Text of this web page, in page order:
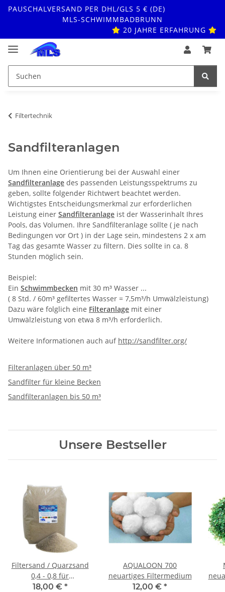
PAUSCHALVERSAND PER DHL/GLS 5 € (DE)
MLS-SCHWIMMBADBRUNN
20 JAHRE ERFAHRUNG
Filtertechnik
Sandfilteranlagen
Um Ihnen eine Orientierung bei der Auswahl einer
Sandfilteranlage des passenden Leistungsspektrums zu
geben, sollte folgender Richtwert beachtet werden.
Wichtigstes Entscheidungsmerkmal zur erforderlichen
Leistung einer Sandfilteranlage ist der Wasserinhalt Ihres
Pools, das Volumen. Ihre Sandfilteranlage sollte ( je nach
Bedingungen vor Ort ) in der Lage sein, mindestens 2 x am
Tag das gesamte Wasser zu filtern. Dies sollte in ca. 8
Stunden möglich sein.
Beispiel:
Ein Schwimmbecken mit 30 m³ Wasser ...
( 8 Std. / 60m³ gefiltertes Wasser = 7,5m³/h Umwälzleistung)
Dazu wäre folglich eine Filteranlage mit einer
Umwälzleistung von etwa 8 m³/h erforderlich.
Weitere Informationen auch auf http://sandfilter.org/
Filteranlagen über 50 m³
Sandfilter für kleine Becken
Sandfilteranlagen bis 50 m³
Unsere Bestseller
Filtersand / Quarzsand
0,4 - 0,8 für
Sandfilteranlage
18,00 € *
AQUALOON 700
neuartiges Filtermedium
12,00 € *